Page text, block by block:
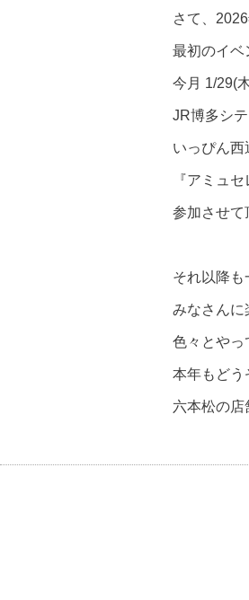
さて、
最初のイベ
今月 1/29(
JR博多シ
いっぴん西
『アミュ
参加させて
それ以降も
みなさんに
色々とやっ
本年もどう
六本松の